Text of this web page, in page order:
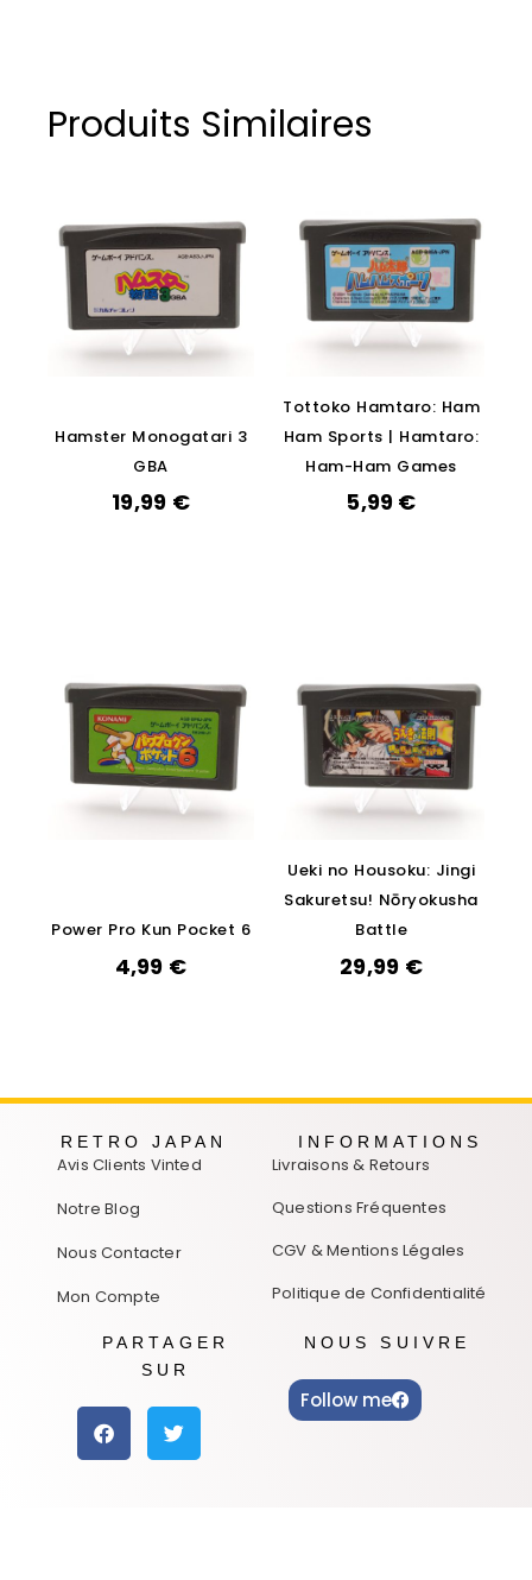
Produits Similaires
Hamster Monogatari 3
GBA
19,99 €
Tottoko Hamtaro: Ham
Ham Sports | Hamtaro:
Ham-Ham Games
5,99 €
Power Pro Kun Pocket 6
4,99 €
Ueki no Housoku: Jingi
Sakuretsu! Nōryokusha
Battle
29,99 €
RETRO JAPAN
Avis Clients Vinted
Notre Blog
Nous Contacter
Mon Compte
INFORMATIONS
Livraisons & Retours
Questions Fréquentes
CGV & Mentions Légales
Politique de Confidentialité
PARTAGER
SUR
NOUS SUIVRE
Follow me